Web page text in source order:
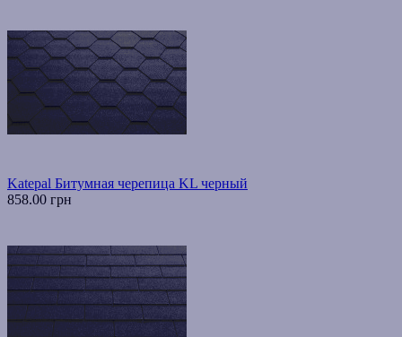
Katepal Битумная черепица KL черный
858.00 грн